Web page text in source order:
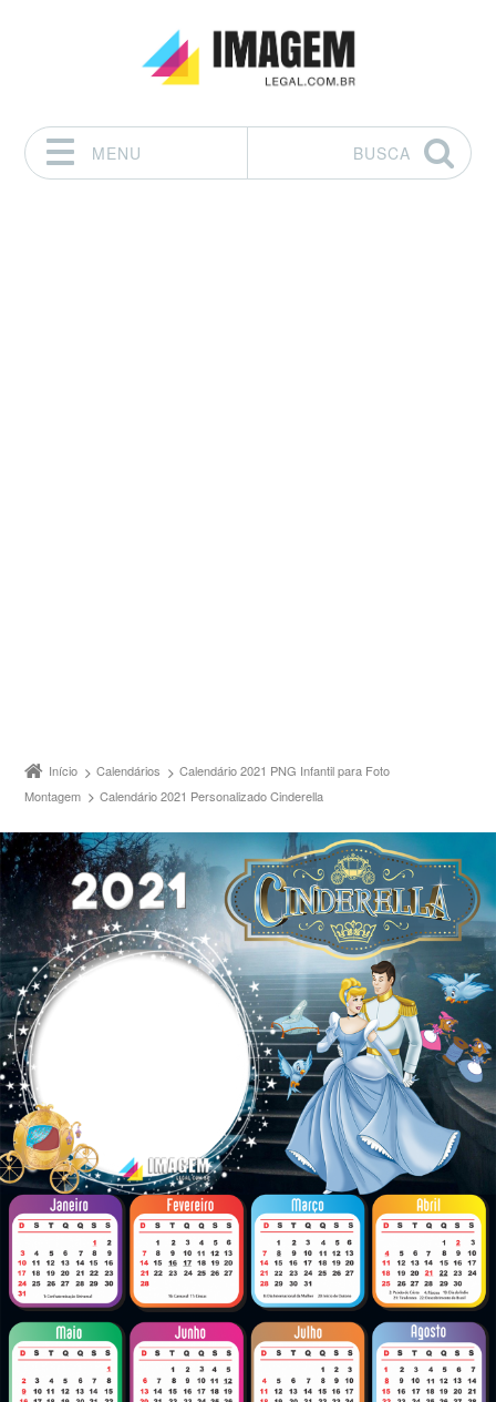
MENU
BUSCA
Início Calendários
Calendário 2021 PNG Infantil para Foto
Montagem
Calendário 2021 Personalizado Cinderella